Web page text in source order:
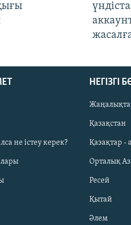
не істеу керек?
НЕГІЗГІ
Қазақстан
Қазақтар -
Орталық
Ресей
Қытай
Әлем